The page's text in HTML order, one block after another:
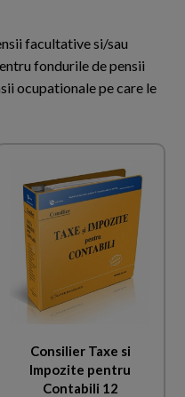
facultative si/sau
fondurile de pensii
ocupationale pe care le
Consilier Taxe si
Impozite pentru
Contabili 12